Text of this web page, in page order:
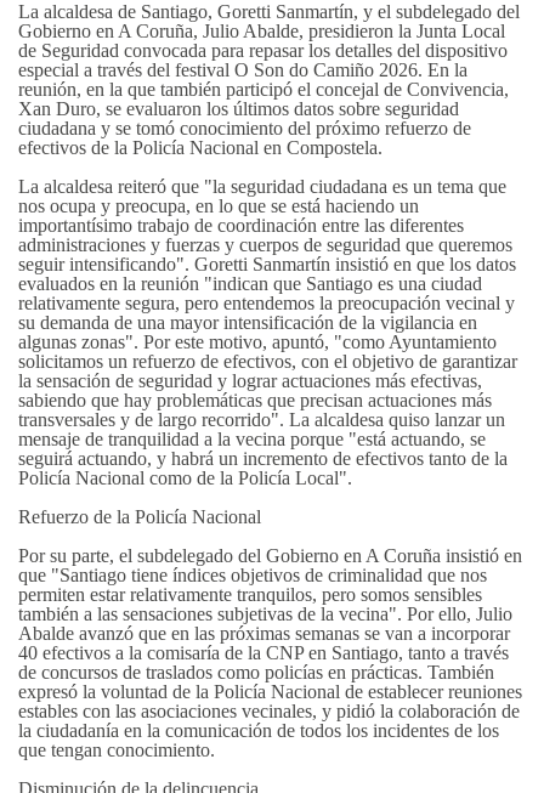
La alcaldesa de Santiago, Goretti Sanmartín, y el subdelegado del
Gobierno en A Coruña, Julio Abalde, presidieron la Junta Local
de Seguridad convocada para repasar los detalles del dispositivo
especial a través del festival O Son do Camiño 2026. En la
reunión, en la que también participó el concejal de Convivencia,
Xan Duro, se evaluaron los últimos datos sobre seguridad
ciudadana y se tomó conocimiento del próximo refuerzo de
efectivos de la Policía Nacional en Compostela.
La alcaldesa reiteró que "la seguridad ciudadana es un tema que
nos ocupa y preocupa, en lo que se está haciendo un
importantísimo trabajo de coordinación entre las diferentes
administraciones y fuerzas y cuerpos de seguridad que queremos
seguir intensificando". Goretti Sanmartín insistió en que los datos
evaluados en la reunión "indican que Santiago es una ciudad
relativamente segura, pero entendemos la preocupación vecinal y
su demanda de una mayor intensificación de la vigilancia en
algunas zonas". Por este motivo, apuntó, "como Ayuntamiento
solicitamos un refuerzo de efectivos, con el objetivo de garantizar
la sensación de seguridad y lograr actuaciones más efectivas,
sabiendo que hay problemáticas que precisan actuaciones más
transversales y de largo recorrido". La alcaldesa quiso lanzar un
mensaje de tranquilidad a la vecina porque "está actuando, se
seguirá actuando, y habrá un incremento de efectivos tanto de la
Policía Nacional como de la Policía Local".
Refuerzo de la Policía Nacional
Por su parte, el subdelegado del Gobierno en A Coruña insistió en
que "Santiago tiene índices objetivos de criminalidad que nos
permiten estar relativamente tranquilos, pero somos sensibles
también a las sensaciones subjetivas de la vecina". Por ello, Julio
Abalde avanzó que en las próximas semanas se van a incorporar
40 efectivos a la comisaría de la CNP en Santiago, tanto a través
de concursos de traslados como policías en prácticas. También
expresó la voluntad de la Policía Nacional de establecer reuniones
estables con las asociaciones vecinales, y pidió la colaboración de
la ciudadanía en la comunicación de todos los incidentes de los
que tengan conocimiento.
Disminución de la delincuencia